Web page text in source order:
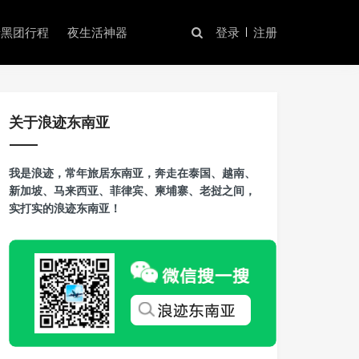
团行程 夜生活神器 登录 注册
关于浪迹东南亚
我是浪迹，常年旅居东南亚，奔走在泰国、越南、
新加坡、马来西亚、菲律宾、柬埔寨、老挝之间，
实打实的浪迹东南亚！